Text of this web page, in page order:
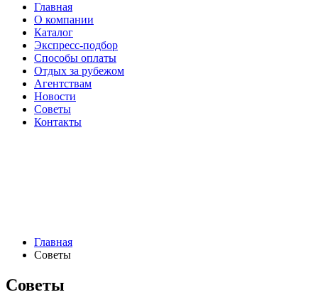
Главная
О компании
Каталог
Экспресс-подбор
Способы оплаты
Отдых за рубежом
Агентствам
Новости
Советы
Контакты
Главная
Советы
Советы